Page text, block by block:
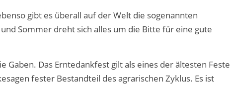
gibt es überall auf der Welt die sogenannten
Sommer dreht sich alles um die Bitte für eine gute
Gaben. Das Erntedankfest gilt als eines der ältesten Feste
fester Bestandteil des agrarischen Zyklus. Es ist